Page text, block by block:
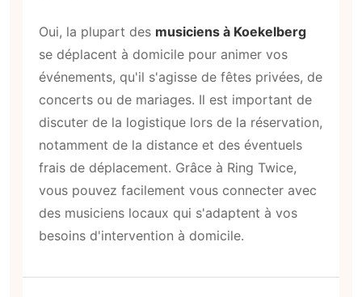
Oui, la plupart des musiciens à Koekelberg
se déplacent à domicile pour animer vos
événements, qu'il s'agisse de fêtes privées, de
concerts ou de mariages. Il est important de
discuter de la logistique lors de la réservation,
notamment de la distance et des éventuels
frais de déplacement. Grâce à Ring Twice,
vous pouvez facilement vous connecter avec
des musiciens locaux qui s'adaptent à vos
besoins d'intervention à domicile.